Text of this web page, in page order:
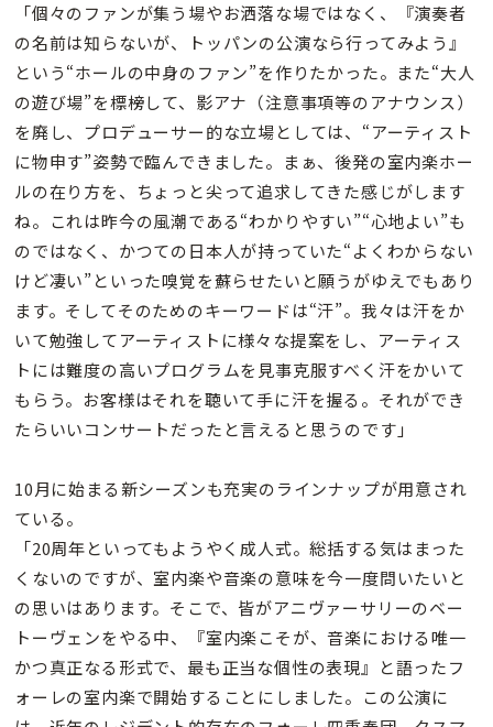
「個々のファンが集う場やお洒落な場ではなく、『演奏者
の名前は知らないが、トッパンの公演なら行ってみよう』
という“ホールの中身のファン”を作りたかった。また“大人
の遊び場”を標榜して、影アナ（注意事項等のアナウンス）
を廃し、プロデューサー的な立場としては、“アーティスト
に物申す”姿勢で臨んできました。まぁ、後発の室内楽ホー
ルの在り方を、ちょっと尖って追求してきた感じがします
ね。これは昨今の風潮である“わかりやすい”“心地よい”も
のではなく、かつての日本人が持っていた“よくわからない
けど凄い”といった嗅覚を蘇らせたいと願うがゆえでもあり
ます。そしてそのためのキーワードは“汗”。我々は汗をか
いて勉強してアーティストに様々な提案をし、アーティス
トには難度の高いプログラムを見事克服すべく汗をかいて
もらう。お客様はそれを聴いて手に汗を握る。それができ
たらいいコンサートだったと言えると思うのです」
10月に始まる新シーズンも充実のラインナップが用意され
ている。
「20周年といってもようやく成人式。総括する気はまった
くないのですが、室内楽や音楽の意味を今一度問いたいと
の思いはあります。そこで、皆がアニヴァーサリーのベー
トーヴェンをやる中、『室内楽こそが、音楽における唯一
かつ真正なる形式で、最も正当な個性の表現』と語ったフ
ォーレの室内楽で開始することにしました。この公演に